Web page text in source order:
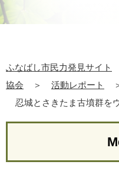
ふなばし市民力発見サイト
協会
＞ 活動レポート
忍城とさきたま古墳群を